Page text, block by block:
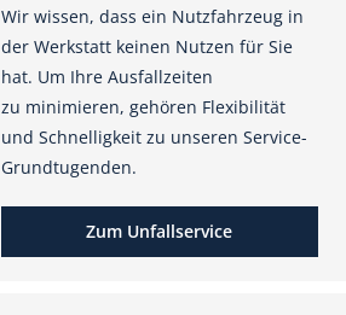
Wir wissen, dass ein Nutzfahrzeug in
der Werkstatt keinen Nutzen für Sie
hat. Um Ihre Ausfallzeiten
zu minimieren, gehören Flexibilität
und Schnelligkeit zu unseren Service-
Grundtugenden.
Zum Unfallservice